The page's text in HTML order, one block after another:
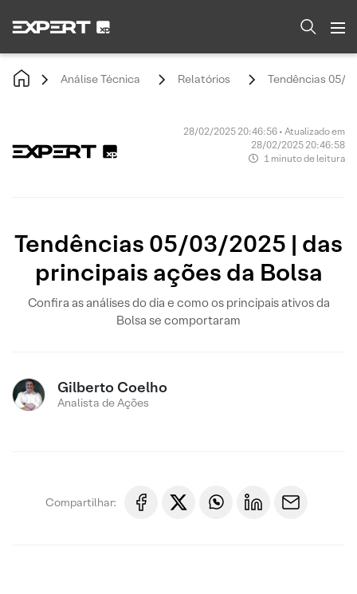
Análise Técnica Relatórios Tendências 05/
28/02/2025 20:46:56 • Atualizado em
28/02/2025 20:46:58
1 minuto de leitura
Tendências 05/03/2025 | das
principais ações da Bolsa
Confira as análises do dia e como os principais ativos da
Bolsa se comportaram
Gilberto Coelho
Analista de Ações
Compartilhar: